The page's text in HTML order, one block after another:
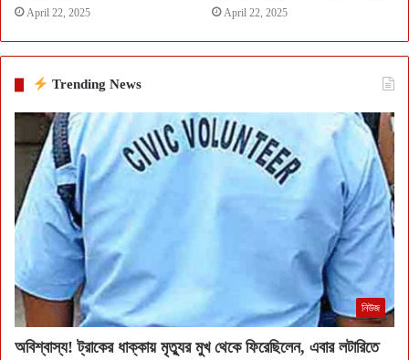
April 22, 2025 April 22, 2025
Trending News
নিউজ
অবিশ্বাস্য! ট্রাকের ধাক্কায় মৃত্যুর মুখ থেকে ফিরেছিলেন, এবার লটারিতে